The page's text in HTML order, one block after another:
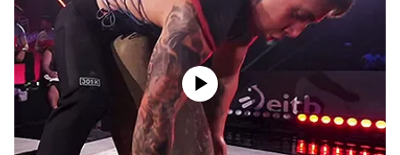
Ciclismo
Herri-kirolak
Balonmano